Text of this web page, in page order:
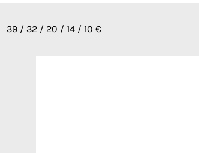
39 / 32 / 20 / 14 / 10 €